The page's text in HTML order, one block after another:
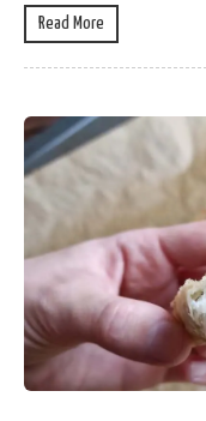
Read More